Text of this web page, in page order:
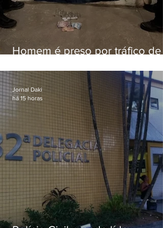
Homem é preso por tráfico de
Jornal Daki
há 15 horas